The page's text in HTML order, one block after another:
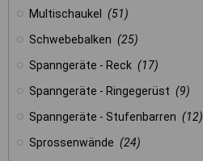
Multischaukel
(51)
Schwebebalken (25)
Spanngeräte - Reck (17)
Spanngeräte - Ringegerüst (9)
Spanngeräte - Stufenbarren (12)
Sprossenwände (24)